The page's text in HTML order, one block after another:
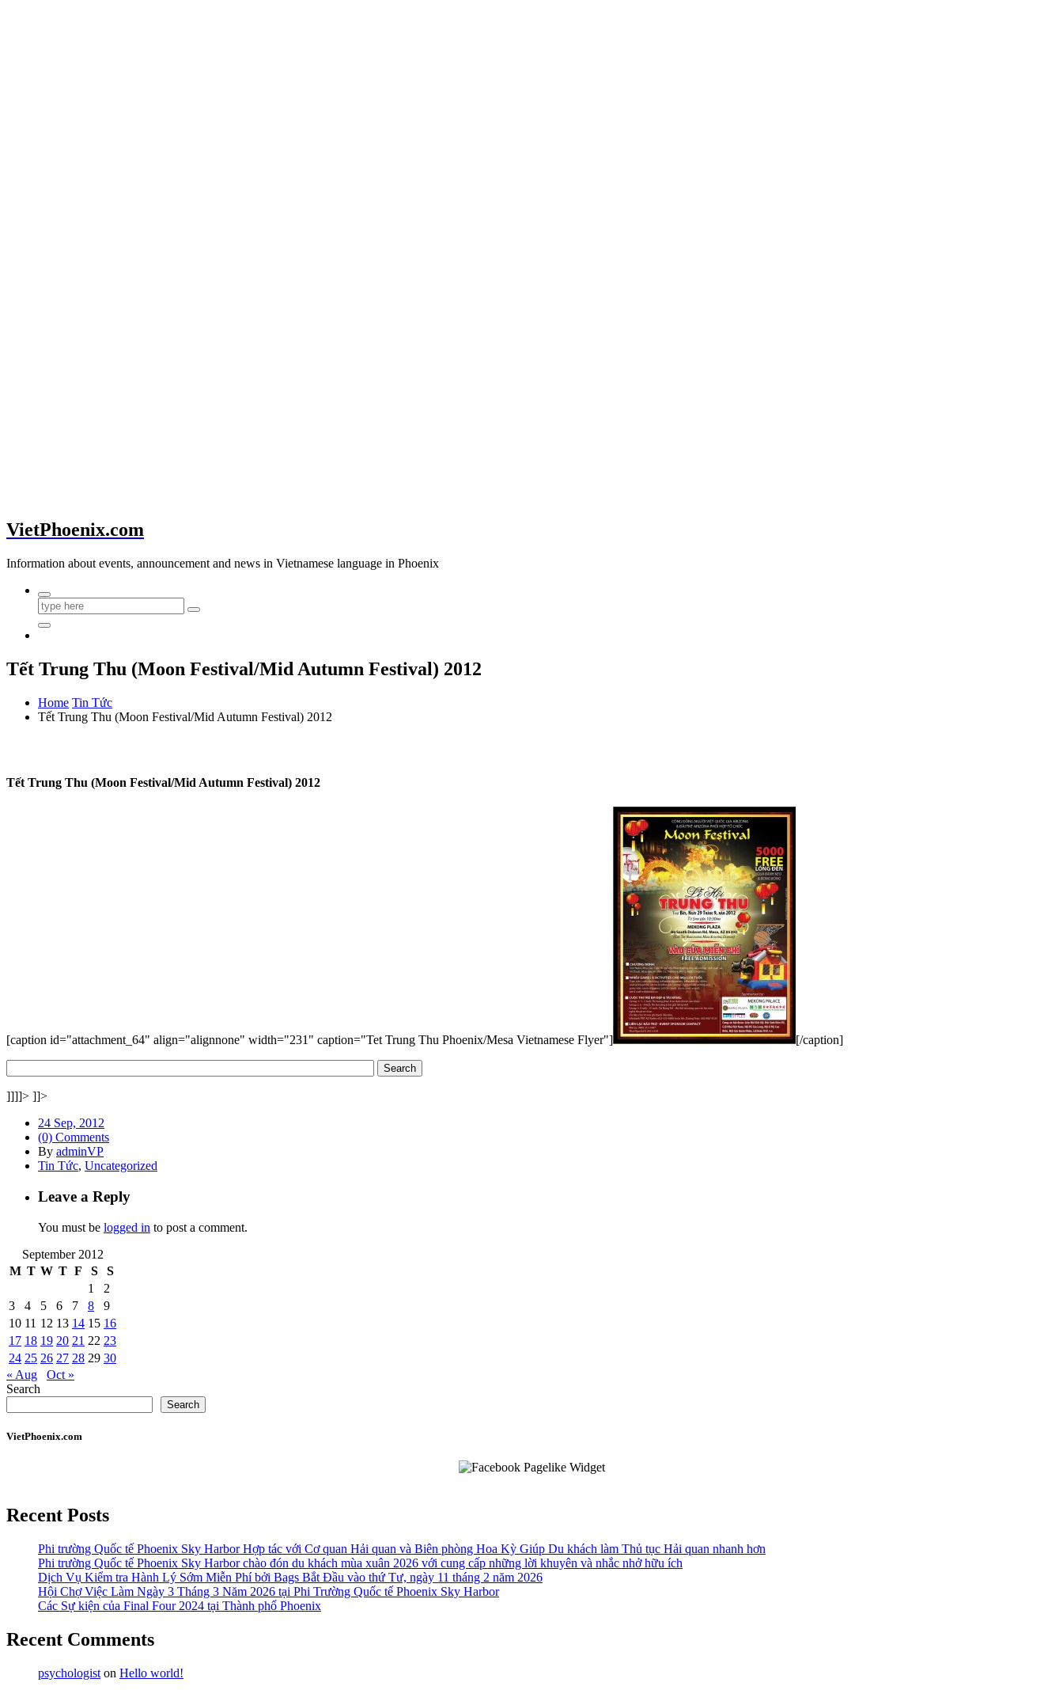
VietPhoenix.com
Information about events, announcement and news in Vietnamese language in Phoenix
Tết Trung Thu (Moon Festival/Mid Autumn Festival) 2012
Home Tin Tức
Tết Trung Thu (Moon Festival/Mid Autumn Festival) 2012
Tết Trung Thu (Moon Festival/Mid Autumn Festival) 2012
[caption id="attachment_64" align="alignnone" width="231" caption="Tet Trung Thu Phoenix/Mesa Vietnamese Flyer"] [/caption]
]]]]> ]]>
24 Sep, 2012
(0) Comments
By adminVP
Tin Tức, Uncategorized
Leave a Reply
You must be logged in to post a comment.
September 2012
M T W T F S
S
1
2
3
4 5 6 7 8
9
10 11 12 13 14 15 16
17 18 19 20 21 22 23
24 25 26 27 28 29 30
« Aug
Oct »
Search
Search
VietPhoenix.com
Recent Posts
Phi trường Quốc tế Phoenix Sky Harbor Hợp tác với Cơ quan Hải quan và Biên phòng Hoa Kỳ Giúp Du khách làm Thủ tục Hải quan nhanh hơn
Phi trường Quốc tế Phoenix Sky Harbor chào đón du khách mùa xuân 2026 với cung cấp những lời khuyên và nhắc nhở hữu ích
Dịch Vụ Kiểm tra Hành Lý Sớm Miễn Phí bởi Bags Bắt Đầu vào thứ Tư, ngày 11 tháng 2 năm 2026
Hội Chợ Việc Làm Ngày 3 Tháng 3 Năm 2026 tại Phi Trường Quốc tế Phoenix Sky Harbor
Các Sự kiện của Final Four 2024 tại ​Thành phố Phoenix
Recent Comments
psychologist on Hello world!